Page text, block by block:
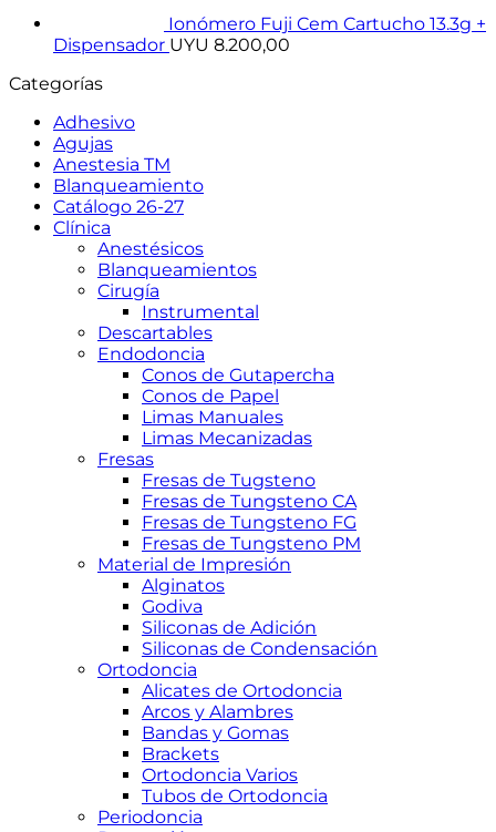
Ionómero Fuji Cem Cartucho 13.3g +
Dispensador UYU 8.200,00
Categorías
Adhesivo
Agujas
Anestesia TM
Blanqueamiento
Catálogo 26-27
Clínica
Anestésicos
Blanqueamientos
Cirugía
Instrumental
Descartables
Endodoncia
Conos de Gutapercha
Conos de Papel
Limas Manuales
Limas Mecanizadas
Fresas
Fresas de Tugsteno
Fresas de Tungsteno CA
Fresas de Tungsteno FG
Fresas de Tungsteno PM
Material de Impresión
Alginatos
Godiva
Siliconas de Adición
Siliconas de Condensación
Ortodoncia
Alicates de Ortodoncia
Arcos y Alambres
Bandas y Gomas
Brackets
Ortodoncia Varios
Tubos de Ortodoncia
Periodoncia